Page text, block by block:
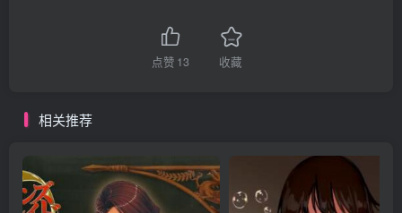
点赞 13 收藏
相关推荐